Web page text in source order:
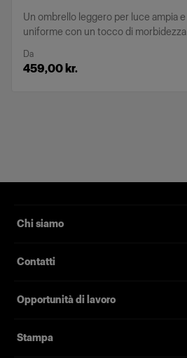
Un ombrello leggero per luce ampia e
uniforme con un tocco di morbidezza
Da
459,00 kr.
Chi siamo
Contatti
Opportunità di lavoro
Stampa